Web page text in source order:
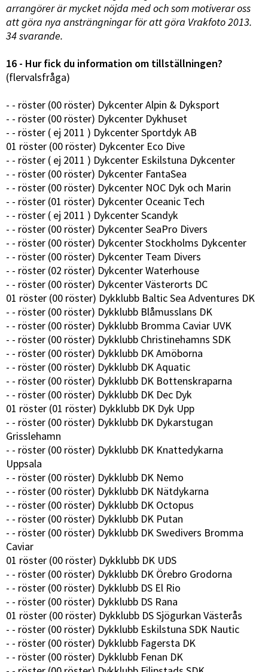
arrangörer är mycket nöjda med och som motiverar oss
att göra nya ansträngningar för att göra Vrakfoto 2013.
34 svarande.
16 - Hur fick du information om tillställningen?
(flervalsfråga)
- - röster (00 röster) Dykcenter Alpin & Dyksport
- - röster (00 röster) Dykcenter Dykhuset
- - röster ( ej 2011 ) Dykcenter Sportdyk AB
01 röster (00 röster) Dykcenter Eco Dive
- - röster ( ej 2011 ) Dykcenter Eskilstuna Dykcenter
- - röster (00 röster) Dykcenter FantaSea
- - röster (00 röster) Dykcenter NOC Dyk och Marin
- - röster (01 röster) Dykcenter Oceanic Tech
- - röster ( ej 2011 ) Dykcenter Scandyk
- - röster (00 röster) Dykcenter SeaPro Divers
- - röster (00 röster) Dykcenter Stockholms Dykcenter
- - röster (00 röster) Dykcenter Team Divers
- - röster (02 röster) Dykcenter Waterhouse
- - röster (00 röster) Dykcenter Västerorts DC
01 röster (00 röster) Dykklubb Baltic Sea Adventures DK
- - röster (00 röster) Dykklubb Blåmusslans DK
- - röster (00 röster) Dykklubb Bromma Caviar UVK
- - röster (00 röster) Dykklubb Christinehamns SDK
- - röster (00 röster) Dykklubb DK Amöborna
- - röster (00 röster) Dykklubb DK Aquatic
- - röster (00 röster) Dykklubb DK Bottenskraparna
- - röster (00 röster) Dykklubb DK Dec Dyk
01 röster (01 röster) Dykklubb DK Dyk Upp
- - röster (00 röster) Dykklubb DK Dykarstugan
Grisslehamn
- - röster (00 röster) Dykklubb DK Knattedykarna
Uppsala
- - röster (00 röster) Dykklubb DK Nemo
- - röster (00 röster) Dykklubb DK Nätdykarna
- - röster (00 röster) Dykklubb DK Octopus
- - röster (00 röster) Dykklubb DK Putan
- - röster (00 röster) Dykklubb DK Swedivers Bromma
Caviar
01 röster (00 röster) Dykklubb DK UDS
- - röster (00 röster) Dykklubb DK Örebro Grodorna
- - röster (00 röster) Dykklubb DS El Rio
- - röster (00 röster) Dykklubb DS Rana
01 röster (00 röster) Dykklubb DS Sjögurkan Västerås
- - röster (00 röster) Dykklubb Eskilstuna SDK Nautic
- - röster (00 röster) Dykklubb Fagersta DK
- - röster (00 röster) Dykklubb Fenan DK